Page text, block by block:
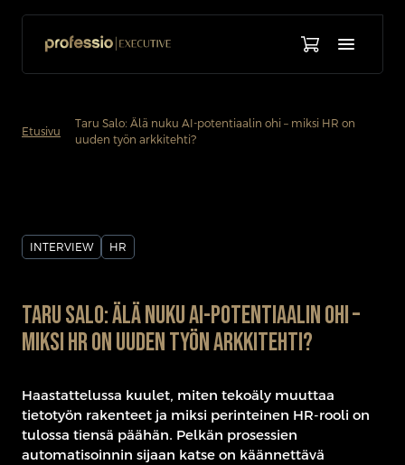
Etusivu
Taru Salo: Älä nuku AI-potentiaalin ohi – miksi HR on
uuden työn arkkitehti?
INTERVIEW HR
Taru Salo: Älä nuku AI-potentiaalin ohi –
miksi HR on uuden työn arkkitehti?
Haastattelussa kuulet, miten tekoäly muuttaa
tietotyön rakenteet ja miksi perinteinen HR-rooli on
tulossa tiensä päähän. Pelkän prosessien
automatisoinnin sijaan katse on käännettävä